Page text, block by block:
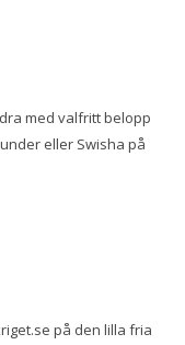
med valfritt belopp
eller Swisha på
på den lilla fria